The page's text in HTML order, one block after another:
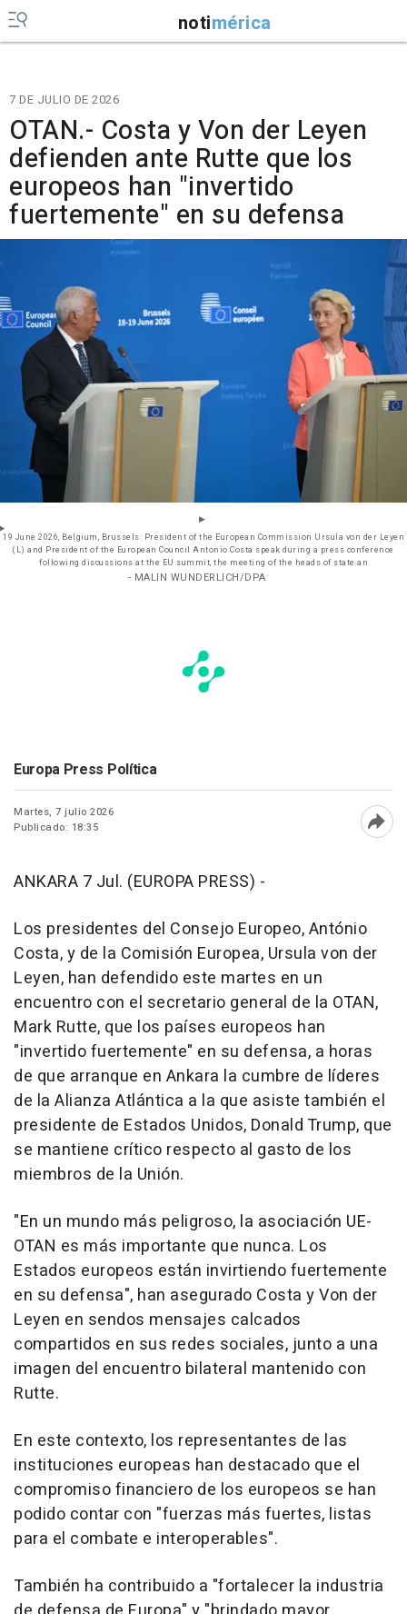
notimérica
7 DE JULIO DE 2026
OTAN.- Costa y Von der Leyen
defienden ante Rutte que los
europeos han "invertido
fuertemente" en su defensa
19 June 2026, Belgium, Brussels: President of the European Commission Ursula von der Leyen
(L) and President of the European Council Antonio Costa speak during a press conference
following discussions at the EU summit, the meeting of the heads of state an
- MALIN WUNDERLICH/DPA
Europa Press Política
Martes, 7 julio 2026
Publicado: 18:35
ANKARA 7 Jul. (EUROPA PRESS) -
Los presidentes del Consejo Europeo, António
Costa, y de la Comisión Europea, Ursula von der
Leyen, han defendido este martes en un
encuentro con el secretario general de la OTAN,
Mark Rutte, que los países europeos han
"invertido fuertemente" en su defensa, a horas
de que arranque en Ankara la cumbre de líderes
de la Alianza Atlántica a la que asiste también el
presidente de Estados Unidos, Donald Trump, que
se mantiene crítico respecto al gasto de los
miembros de la Unión.
"En un mundo más peligroso, la asociación UE-
OTAN es más importante que nunca. Los
Estados europeos están invirtiendo fuertemente
en su defensa", han asegurado Costa y Von der
Leyen en sendos mensajes calcados
compartidos en sus redes sociales, junto a una
imagen del encuentro bilateral mantenido con
Rutte.
En este contexto, los representantes de las
instituciones europeas han destacado que el
compromiso financiero de los europeos se han
podido contar con "fuerzas más fuertes, listas
para el combate e interoperables".
También ha contribuido a "fortalecer la industria